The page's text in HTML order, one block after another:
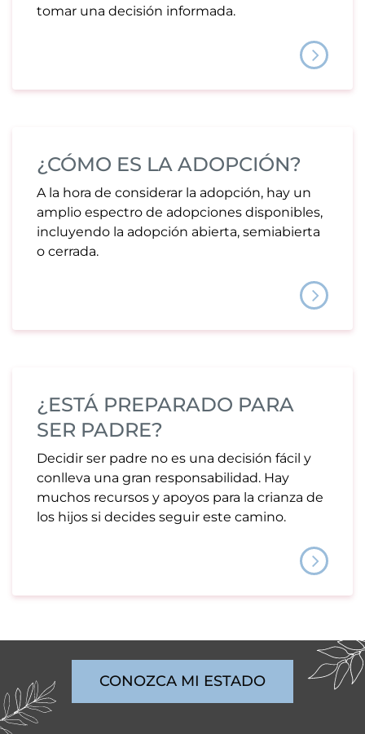
tomar una decisión informada.
¿CÓMO ES LA ADOPCIÓN?
A la hora de considerar la adopción, hay un
amplio espectro de adopciones disponibles,
incluyendo la adopción abierta, semiabierta
o cerrada.
¿ESTÁ PREPARADO PARA
SER PADRE?
Decidir ser padre no es una decisión fácil y
conlleva una gran responsabilidad. Hay
muchos recursos y apoyos para la crianza de
los hijos si decides seguir este camino.
CONOZCA MI ESTADO